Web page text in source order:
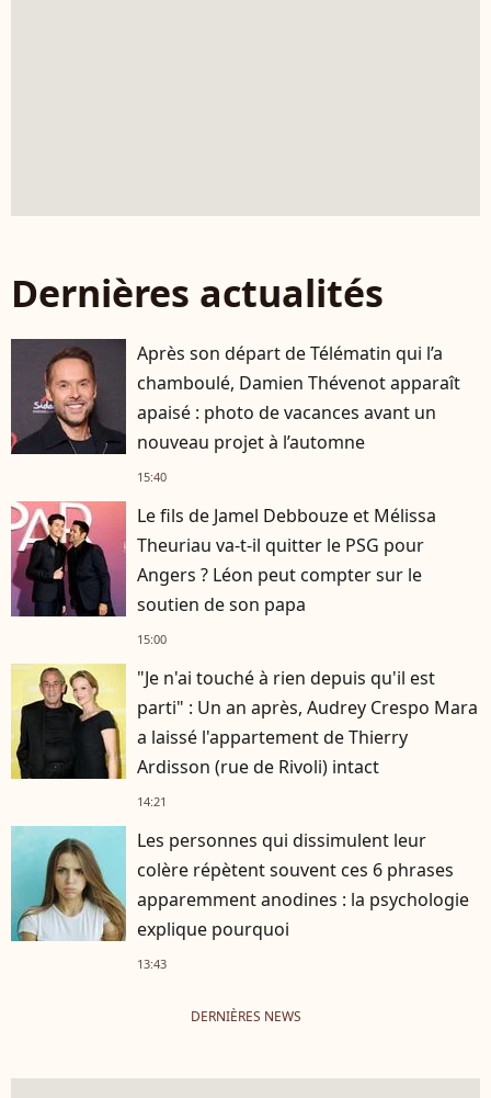
Dernières actualités
Après son départ de Télématin qui l’a
chamboulé, Damien Thévenot apparaît
apaisé : photo de vacances avant un
nouveau projet à l’automne
15:40
Le fils de Jamel Debbouze et Mélissa
Theuriau va-t-il quitter le PSG pour
Angers ? Léon peut compter sur le
soutien de son papa
15:00
"Je n'ai touché à rien depuis qu'il est
parti" : Un an après, Audrey Crespo Mara
a laissé l'appartement de Thierry
Ardisson (rue de Rivoli) intact
14:21
Les personnes qui dissimulent leur
colère répètent souvent ces 6 phrases
apparemment anodines : la psychologie
explique pourquoi
13:43
DERNIÈRES NEWS